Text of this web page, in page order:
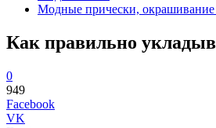
Модные прически, окрашивание
Как правильно
0
949
Facebook
VK